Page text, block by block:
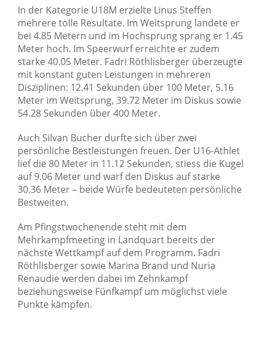
In der Kategorie U18M erzielte Linus Steffen
mehrere tolle Resultate. Im Weitsprung landete er
bei 4.85 Metern und im Hochsprung sprang er 1.45
Meter hoch. Im Speerwurf erreichte er zudem
starke 40.05 Meter. Fadri Röthlisberger überzeugte
mit konstant guten Leistungen in mehreren
Disziplinen: 12.41 Sekunden über 100 Meter, 5.16
Meter im Weitsprung, 39.72 Meter im Diskus sowie
54.28 Sekunden über 400 Meter.
Auch Silvan Bucher durfte sich über zwei
persönliche Bestleistungen freuen. Der U16-Athlet
lief die 80 Meter in 11.12 Sekunden, stiess die Kugel
auf 9.06 Meter und warf den Diskus auf starke
30.36 Meter – beide Würfe bedeuteten persönliche
Bestweiten.
Am Pfingstwochenende steht mit dem
Mehrkampfmeeting in Landquart bereits der
nächste Wettkampf auf dem Programm. Fadri
Röthlisberger sowie Marina Brand und Nuria
Renaudie werden dabei im Zehnkampf
beziehungsweise Fünfkampf um möglichst viele
Punkte kämpfen.